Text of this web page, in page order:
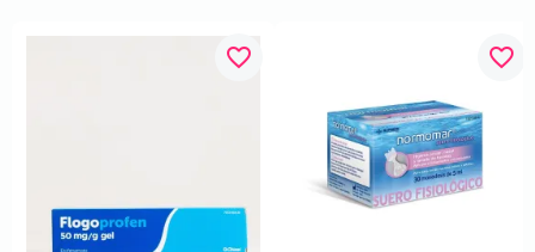
favorite_border favorite_border